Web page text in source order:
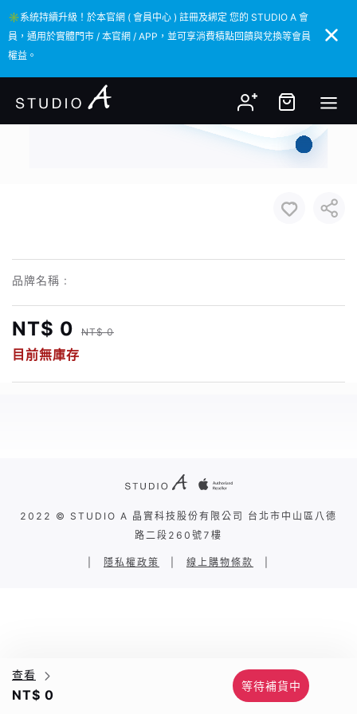
✳️系統持續升級！於本官網 ( 會員中心 ) 註冊及綁定 您的 STUDIO A 會
員，通用於實體門市 / 本官網 / APP，並可享消費積點回饋與兌換等會員
權益。
✳️系統持續升級！於本官網 ( 會員中心 ) 註冊及綁定 您的 STUDIO A 會
員，通用於實體門市 / 本官網 / APP，並可享消費積點回饋與兌換等會員
權益。
品牌名稱 :
NT$ 0 NT$ 0
目前無庫存
查看
NT$ 0
等待補貨中
2022 © STUDIO A 晶實科技股份有限公司 台北市中山區八德
路二段260號7樓
隱私權政策 線上購物條款